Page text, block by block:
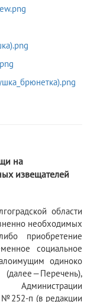
на
извещателей
области
необходимых
приобретение
социальное
одиноко
— Перечень),
Администрации
№ 252-п (в редакции